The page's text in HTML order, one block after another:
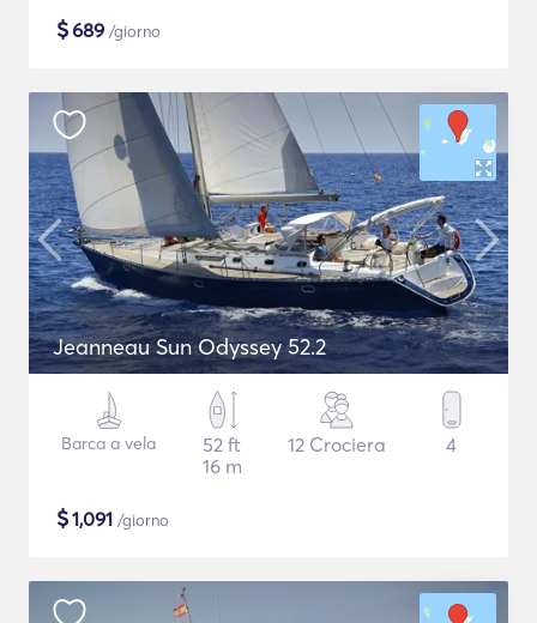
$689 /giorno
Jeanneau Sun Odyssey 52.2
Barca a vela
52 ft
16 m
12 Crociera 4
$1,091 /giorno